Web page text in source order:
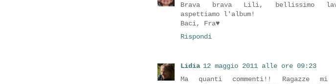
Brava brava Lili, bellissimo
aspettiamo l'album!
Baci, Fra♥
Rispondi
Lidia 12 maggio 2011 alle ore 09:23
Ma quanti commenti!! Ragazze mi